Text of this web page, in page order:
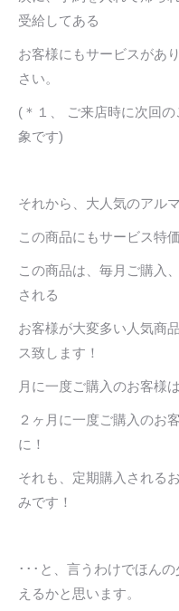
受給してある
お客様にもサービスがあ
さい。
(＊１、 ご来店時に次回
象です)
それから、大人気のアル
この商品にもサービス特
この商品は、毎月ご購入
される
お客様が大変多い人気商
ス致します！
月に一度ご購入のお客様
２ヶ月に一度ご購入のお
に！
それも、定期購入される
みです！
･･･と、言うわけでほん
えるかと思います。